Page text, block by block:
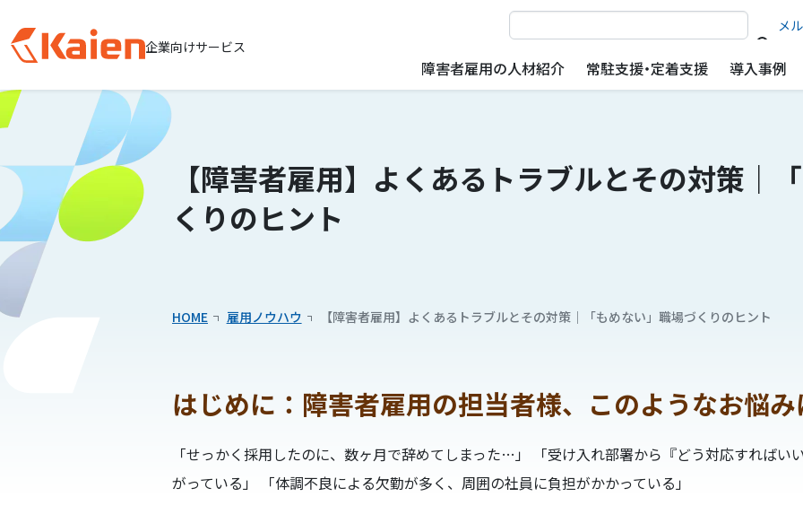
メ
イ
コ
ン
ツ
へ
キッ
企業向けサービス
サイト内検索 メ
障害者雇用の人材紹介 常駐支援・定着支援 導入事例
【障害者雇用】よくあるトラブルとその対策｜
くりのヒント
HOME 雇用ノウハウ 【障害者雇用】よくあるトラブルとその対策｜「もめない」職場づくりのヒント
はじめに：障害者雇用の担当者様、このようなお悩
「せっかく採用したのに、数ヶ月で辞めてしまった…」 「受け入れ部署から『どう対応すればい
がっている」 「体調不良による欠勤が多く、周囲の社員に負担がかかっている」